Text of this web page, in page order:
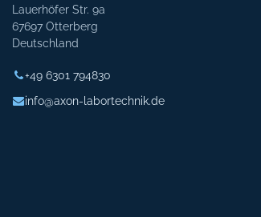
Lauerhöfer Str. 9a
67697 Otterberg
Deutschland
+49 6301 794830
info@axon-labortechnik.de